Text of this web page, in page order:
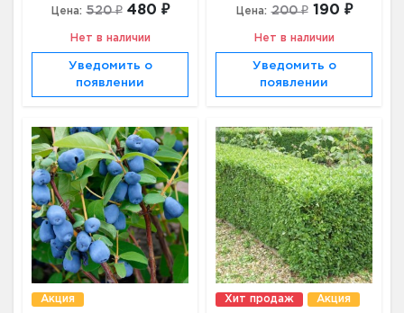
Цена: 520 ₽ 480 ₽
Нет в наличии
Уведомить о
появлении
Цена: 200 ₽ 190 ₽
Нет в наличии
Уведомить о
появлении
Акция Хит продаж Акция